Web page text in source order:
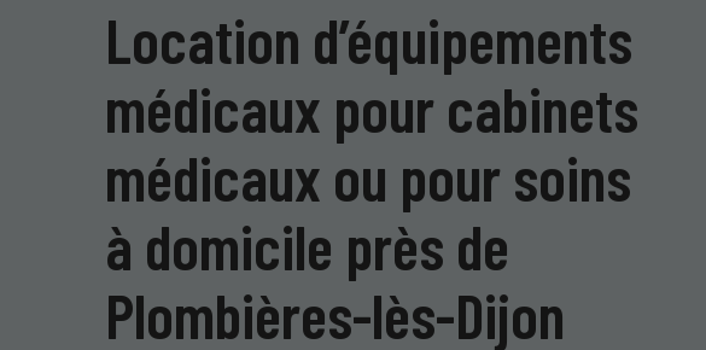
Location d’équipements
médicaux pour cabinets
médicaux ou pour soins
à domicile près de
Plombières-lès-Dijon